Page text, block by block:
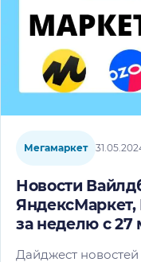
Мегамаркет
Новости
за неделю с 27
Дайджест